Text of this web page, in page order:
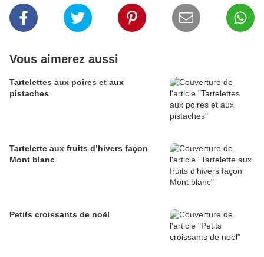
Vous aimerez aussi
Tartelettes aux poires et aux
pistaches
Tartelette aux fruits d’hivers façon
Mont blanc
Petits croissants de noël